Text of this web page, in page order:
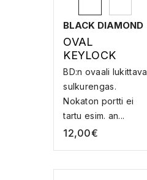
BLACK DIAMOND
OVAL
KEYLOCK
SCREWGATE
CARABINER –
LUKITTAVA
SULKURENGA
S
BD:n ovaali lukittava
sulkurengas.
Nokaton portti ei
tartu esim. an...
12,00€